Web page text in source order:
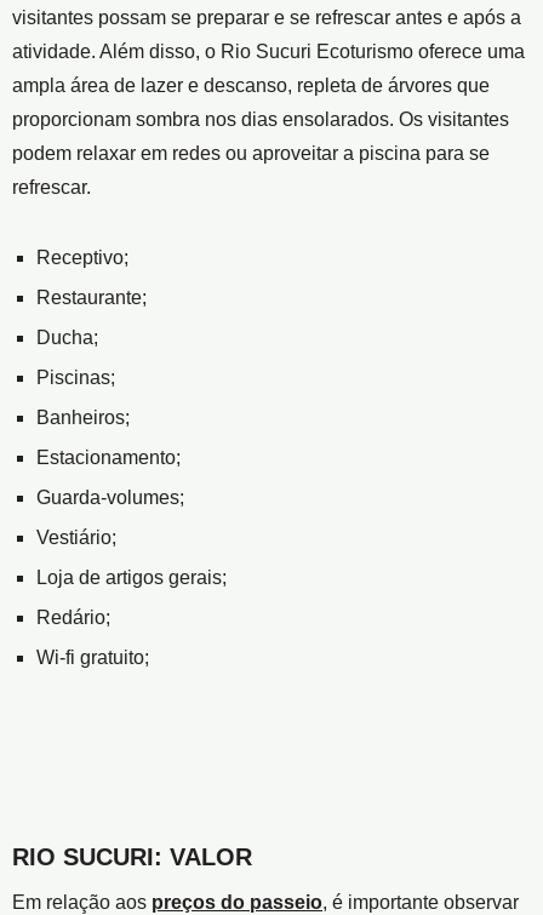
visitantes possam se preparar e se refrescar antes e após a
atividade. Além disso, o Rio Sucuri Ecoturismo oferece uma
ampla área de lazer e descanso, repleta de árvores que
proporcionam sombra nos dias ensolarados. Os visitantes
podem relaxar em redes ou aproveitar a piscina para se
refrescar.
Receptivo;
Restaurante;
Ducha;
Piscinas;
Banheiros;
Estacionamento;
Guarda-volumes;
Vestiário;
Loja de artigos gerais;
Redário;
Wi-fi gratuito;
RIO SUCURI: VALOR
Em relação aos preços do passeio, é importante observar